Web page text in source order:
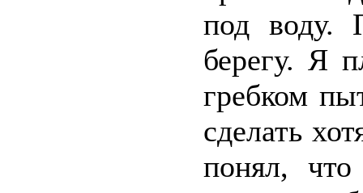
под воду.
берегу. Я
гребком
сделать
понял,